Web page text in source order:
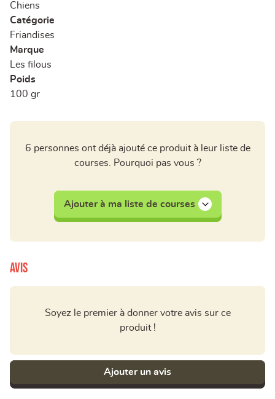
Chiens
Catégorie
Friandises
Marque
Les filous
Poids
100 gr
6 personnes ont déjà ajouté ce produit à leur liste de
courses. Pourquoi pas vous ?
Ajouter à ma liste de courses
Avis
Soyez le premier à donner votre avis sur ce
produit !
Ajouter un avis